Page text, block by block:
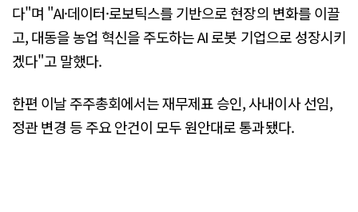
다"며 "AI·데이터·로보틱스를 기반으로 현장의 변화를 이끌
고, 대동을 농업 혁신을 주도하는 AI 로봇 기업으로 성장시키
겠다"고 말했다.
한편 이날 주주총회에서는 재무제표 승인, 사내이사 선임,
정관 변경 등 주요 안건이 모두 원안대로 통과됐다.